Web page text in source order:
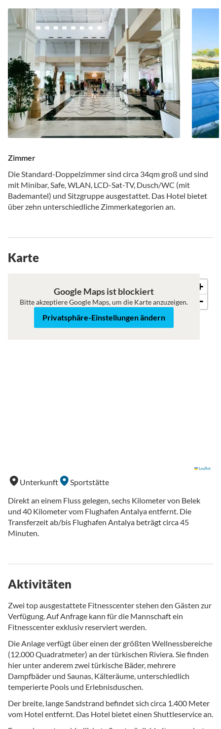
Zimmer
Die Standard-Doppelzimmer sind circa 34qm groß und sind
mit Minibar, Safe, WLAN, LCD-Sat-TV, Dusch/WC (mit
Bademantel) und Sitzgruppe ausgestattet. Das Hotel bietet
über zehn unterschiedliche Zimmerkategorien an.
Karte
Satellit
+
−
Leaflet
Google Maps ist blockiert
Bitte akzeptiere Google Maps, um die Karte anzuzeigen.
Privatsphäre-Einstellungen ändern
Unterkunft
Sportstätte
Direkt an einem Fluss gelegen, sechs Kilometer von Belek
und 40 Kilometer vom Flughafen Antalya entfernt. Die
Transferzeit ab/bis Flughafen Antalya beträgt circa 45
Minuten.
Aktivitäten
Zwei top ausgestattete Fitnesscenter stehen den Gästen zur
Verfügung. Auf Anfrage kann für die Mannschaft ein
Fitnesscenter exklusiv reserviert werden.
Die Anlage verfügt über einen der größten Wellnessbereiche
(12.000 Quadratmeter) an der türkischen Riviera. Sie finden
hier unter anderem zwei türkische Bäder, mehrere
Dampfbäder und Saunas, Kälteräume, unterschiedlich
temperierte Pools und Erlebnisduschen.
Der breite, lange Sandstrand befindet sich circa 1.400 Meter
vom Hotel entfernt. Das Hotel bietet einen Shuttleservice an.